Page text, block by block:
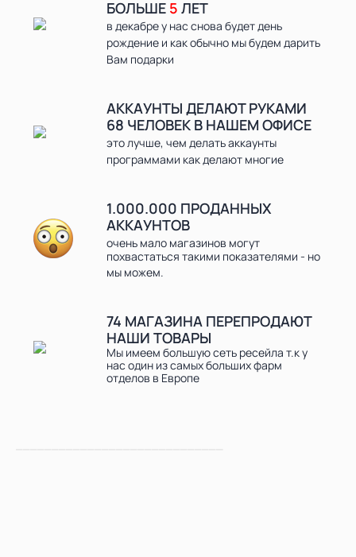
БОЛЬШЕ 5 ЛЕТ
в декабре у нас снова будет день
рождение и как обычно мы будем дарить
Вам подарки
АККАУНТЫ ДЕЛАЮТ РУКАМИ
68 ЧЕЛОВЕК В НАШЕМ ОФИСЕ
это лучше, чем делать аккаунты
программами как делают многие
1.000.000 ПРОДАННЫХ
АККАУНТОВ
очень мало магазинов могут
похвастаться такими показателями - но
мы можем.
74 МАГАЗИНА ПЕРЕПРОДАЮТ
НАШИ ТОВАРЫ
Мы имеем большую сеть ресейла т.к у
нас один из самых больших фарм
отделов в Европе